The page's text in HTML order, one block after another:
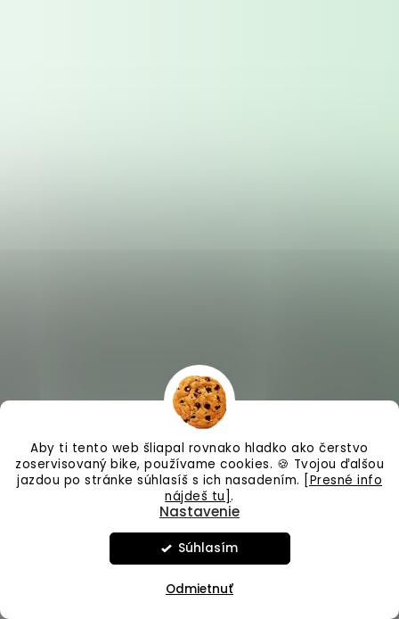
Aby ti tento web šliapal rovnako hladko ako čerstvo
zoservisovaný bike, používame cookies. 🍪 Tvojou ďalšou
jazdou po stránke súhlasíš s ich nasadením. [Presné info
nájdeš tu].
Nastavenie
Odmietnuť
Súhlasím